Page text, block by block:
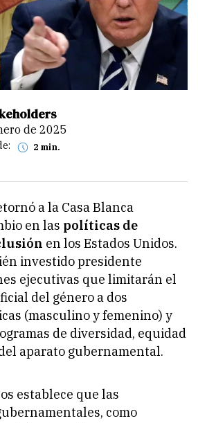
de 2025
2 min.
a la Casa Blanca
en las políticas de
en los Estados Unidos.
investido presidente
ejecutivas que limitarán el
del género a dos
(masculino y femenino) y
de diversidad, equidad
aparato gubernamental.
establece que las
como